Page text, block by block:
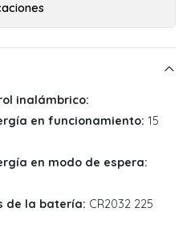
inalámbrico:
en funcionamiento: 15
en modo de espera:
de la batería: CR2032 225